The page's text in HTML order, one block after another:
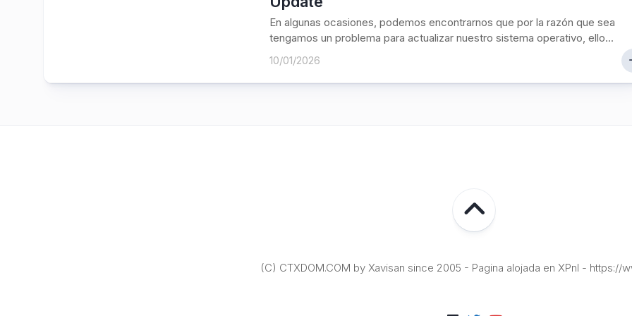
En algunas ocasiones, podemos encontrarnos que por la razón que sea
tengamos un problema para actualizar nuestro sistema operativo, ello...
10/01/2026
(C) CTXDOM.COM by Xavisan since 2005 - Pagina alojada en XPnI - https://